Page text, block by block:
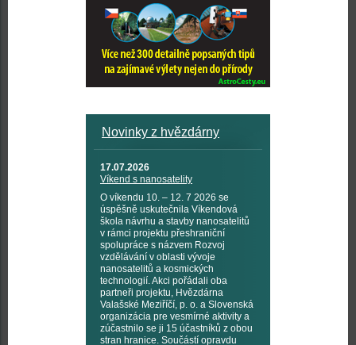
Novinky z hvězdárny
17.07.2026
Víkend s nanosatelity
O víkendu 10. – 12. 7 2026 se
úspěšně uskutečnila Víkendová
škola návrhu a stavby nanosatelitů
v rámci projektu přeshraniční
spolupráce s názvem Rozvoj
vzdělávání v oblasti vývoje
nanosatelitů a kosmických
technologií. Akci pořádali oba
partneři projektu, Hvězdárna
Valašské Meziříčí, p. o. a Slovenská
organizácia pre vesmírné aktivity a
zúčastnilo se ji 15 účastníků z obou
stran hranice. Součástí opravdu